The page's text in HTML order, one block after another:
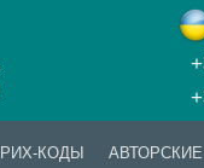
КОДЫ